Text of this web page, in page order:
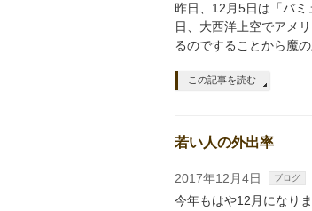
昨日、12月5日は「バ
日、大西洋上空でアメ
るのですることから魔
この記事を読む
若い人の外出率
2017年12月4日 ブログ
今年もはや12月になり